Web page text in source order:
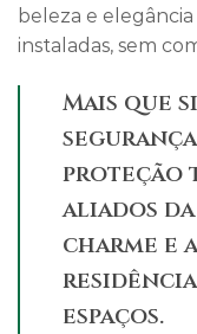
beleza e
instaladas, sem
Mais que
proteção
aliados
charme e
espaços.